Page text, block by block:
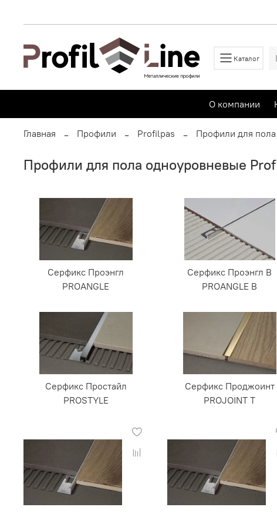
Каталог
О компании
Главная Профили Profilpas Профили для
Профили для пола одноуровневые
Серфикс Проэнгл
PROANGLE
Серфикс Проэнгл В
PROANGLE B
Серфикс Простайл
PROSTYLE
Серфикс Проджоинт
PROJOINT T